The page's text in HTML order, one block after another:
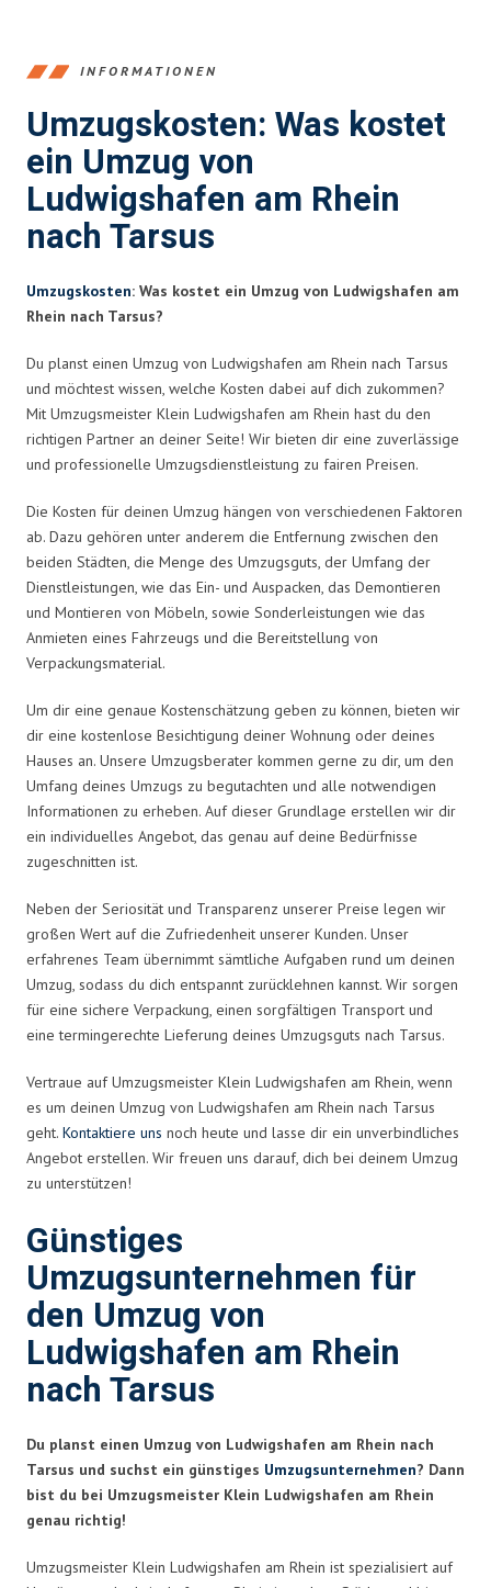
INFORMATIONEN
Umzugskosten: Was kostet
ein Umzug von
Ludwigshafen am Rhein
nach Tarsus
Umzugskosten: Was kostet ein Umzug von Ludwigshafen am
Rhein nach Tarsus?
Du planst einen Umzug von Ludwigshafen am Rhein nach Tarsus
und möchtest wissen, welche Kosten dabei auf dich zukommen?
Mit Umzugsmeister Klein Ludwigshafen am Rhein hast du den
richtigen Partner an deiner Seite! Wir bieten dir eine zuverlässige
und professionelle Umzugsdienstleistung zu fairen Preisen.
Die Kosten für deinen Umzug hängen von verschiedenen Faktoren
ab. Dazu gehören unter anderem die Entfernung zwischen den
beiden Städten, die Menge des Umzugsguts, der Umfang der
Dienstleistungen, wie das Ein- und Auspacken, das Demontieren
und Montieren von Möbeln, sowie Sonderleistungen wie das
Anmieten eines Fahrzeugs und die Bereitstellung von
Verpackungsmaterial.
Um dir eine genaue Kostenschätzung geben zu können, bieten wir
dir eine kostenlose Besichtigung deiner Wohnung oder deines
Hauses an. Unsere Umzugsberater kommen gerne zu dir, um den
Umfang deines Umzugs zu begutachten und alle notwendigen
Informationen zu erheben. Auf dieser Grundlage erstellen wir dir
ein individuelles Angebot, das genau auf deine Bedürfnisse
zugeschnitten ist.
Neben der Seriosität und Transparenz unserer Preise legen wir
großen Wert auf die Zufriedenheit unserer Kunden. Unser
erfahrenes Team übernimmt sämtliche Aufgaben rund um deinen
Umzug, sodass du dich entspannt zurücklehnen kannst. Wir sorgen
für eine sichere Verpackung, einen sorgfältigen Transport und
eine termingerechte Lieferung deines Umzugsguts nach Tarsus.
Vertraue auf Umzugsmeister Klein Ludwigshafen am Rhein, wenn
es um deinen Umzug von Ludwigshafen am Rhein nach Tarsus
geht. Kontaktiere uns noch heute und lasse dir ein unverbindliches
Angebot erstellen. Wir freuen uns darauf, dich bei deinem Umzug
zu unterstützen!
Günstiges
Umzugsunternehmen für
den Umzug von
Ludwigshafen am Rhein
nach Tarsus
Du planst einen Umzug von Ludwigshafen am Rhein nach
Tarsus und suchst ein günstiges Umzugsunternehmen? Dann
bist du bei Umzugsmeister Klein Ludwigshafen am Rhein
genau richtig!
Umzugsmeister Klein Ludwigshafen am Rhein ist spezialisiert auf